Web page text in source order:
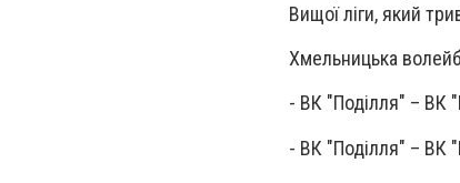
Вищої ліги, який
Хмельницька
- ВК "Поділля" –
- ВК "Поділля" – ВК